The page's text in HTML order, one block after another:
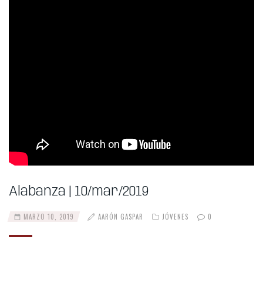
Alabanza | 10/mar/2019
MARZO 10, 2019 AARÓN GASPAR JÓVENES 0